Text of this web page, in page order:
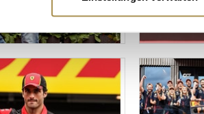
Ihre persönlichen Daten verarbeitet
und Anzeigen zu personalisieren,
zu analysieren. Außerdem geben
Medien, Werbung und Analysen
zusammen, die Sie ihnen